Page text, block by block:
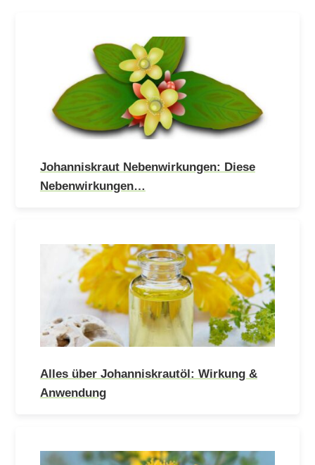
Johanniskraut Nebenwirkungen: Diese
Nebenwirkungen…
Alles über Johanniskrautöl: Wirkung &
Anwendung